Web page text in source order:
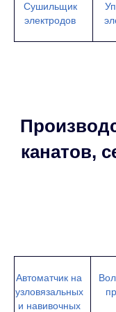
Сушильщик
электродов
канатов,
Автоматчик на
узловязальных
и навивочных